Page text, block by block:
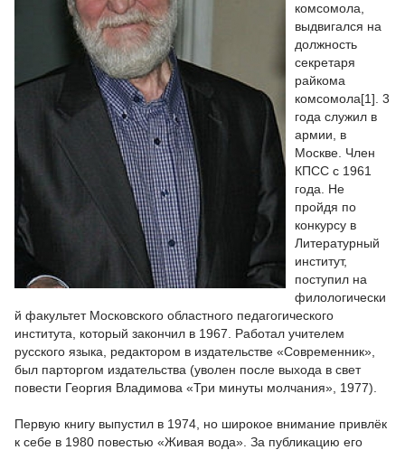
комсомола,
выдвигался на
должность
секретаря
райкома
комсомола[1]. 3
года служил в
армии, в
Москве. Член
КПСС с 1961
года. Не
пройдя по
конкурсу в
Литературный
институт,
поступил на
филологически
й факультет Московского областного педагогического
института, который закончил в 1967. Работал учителем
русского языка, редактором в издательстве «Современник»,
был парторгом издательства (уволен после выхода в свет
повести Георгия Владимова «Три минуты мол­чания», 1977).
Первую книгу выпустил в 1974, но широкое внимание привлёк
к себе в 1980 повестью «Живая вода». За публикацию его